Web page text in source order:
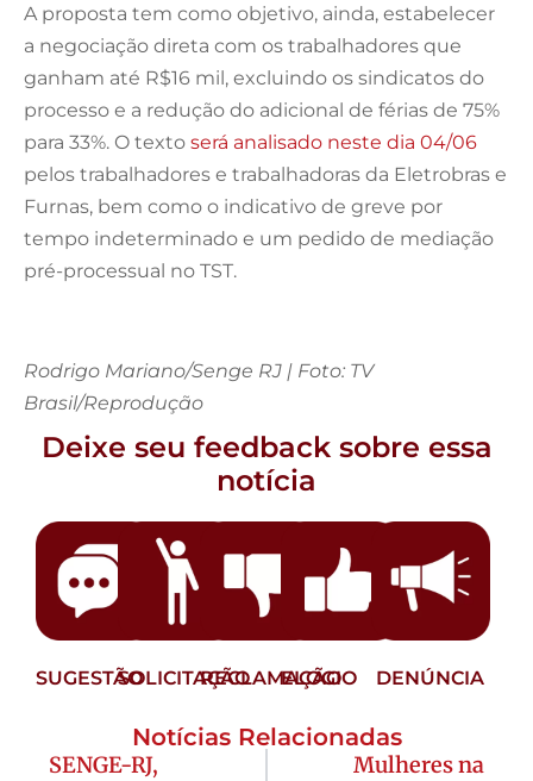
A proposta tem como objetivo, ainda, estabelecer
a negociação direta com os trabalhadores que
ganham até R$16 mil, excluindo os sindicatos do
processo e a redução do adicional de férias de 75%
para 33%. O texto será analisado neste dia 04/06
pelos trabalhadores e trabalhadoras da Eletrobras e
Furnas, bem como o indicativo de greve por
tempo indeterminado e um pedido de mediação
pré-processual no TST.
Rodrigo Mariano/Senge RJ | Foto: TV
Brasil/Reprodução
Deixe seu feedback sobre essa
notícia
SUGESTÃOSOLICITAÇÃORECLAMAÇÃO
ELOGIO DENÚNCIA
Notícias Relacionadas
SENGE-RJ,
Mulheres na